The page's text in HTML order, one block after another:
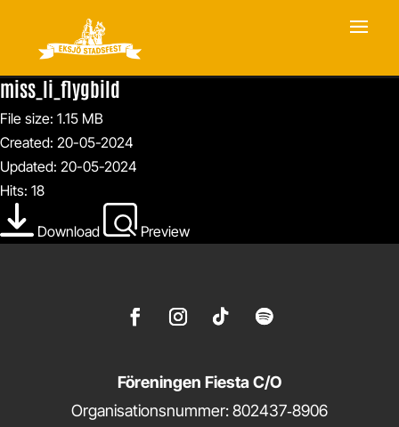
miss_li_flygbild
File size: 1.15 MB
Created: 20-05-2024
Updated: 20-05-2024
Hits: 18
Download Preview
Föreningen Fiesta C/O
Organisationsnummer: 802437‑8906